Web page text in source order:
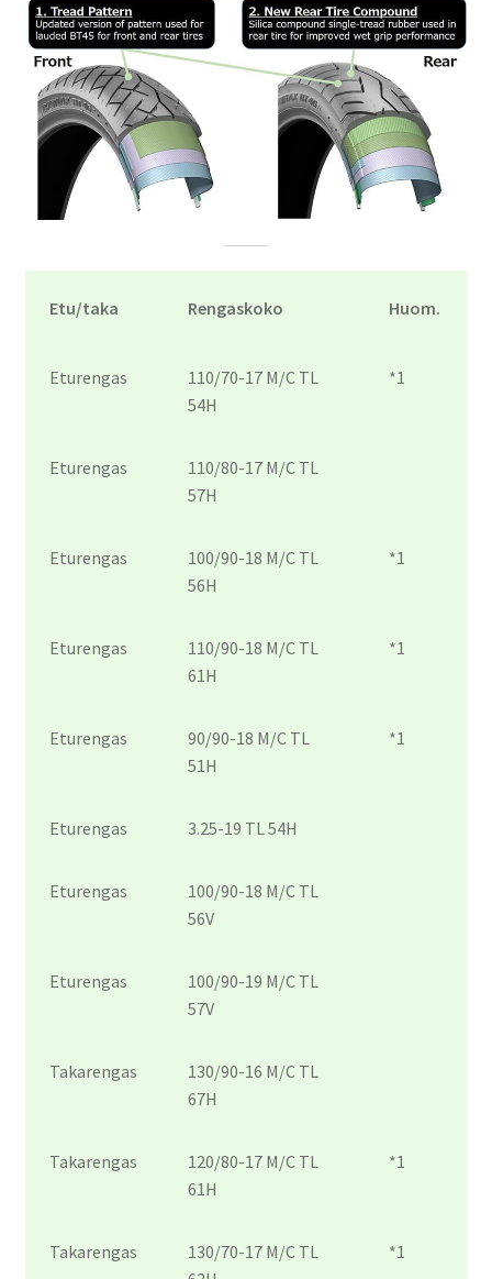
Etu/taka Rengaskoko Huom.
Eturengas
110/70-17 M/C TL
54H
*1
Eturengas
110/80-17 M/C TL
57H
Eturengas
100/90-18 M/C TL
56H
*1
Eturengas
110/90-18 M/C TL
61H
*1
Eturengas
90/90-18 M/C TL
51H
*1
Eturengas 3.25-19 TL 54H
Eturengas
100/90-18 M/C TL
56V
Eturengas
100/90-19 M/C TL
57V
Takarengas
130/90-16 M/C TL
67H
Takarengas
120/80-17 M/C TL
61H
*1
Takarengas
130/70-17 M/C TL
*1